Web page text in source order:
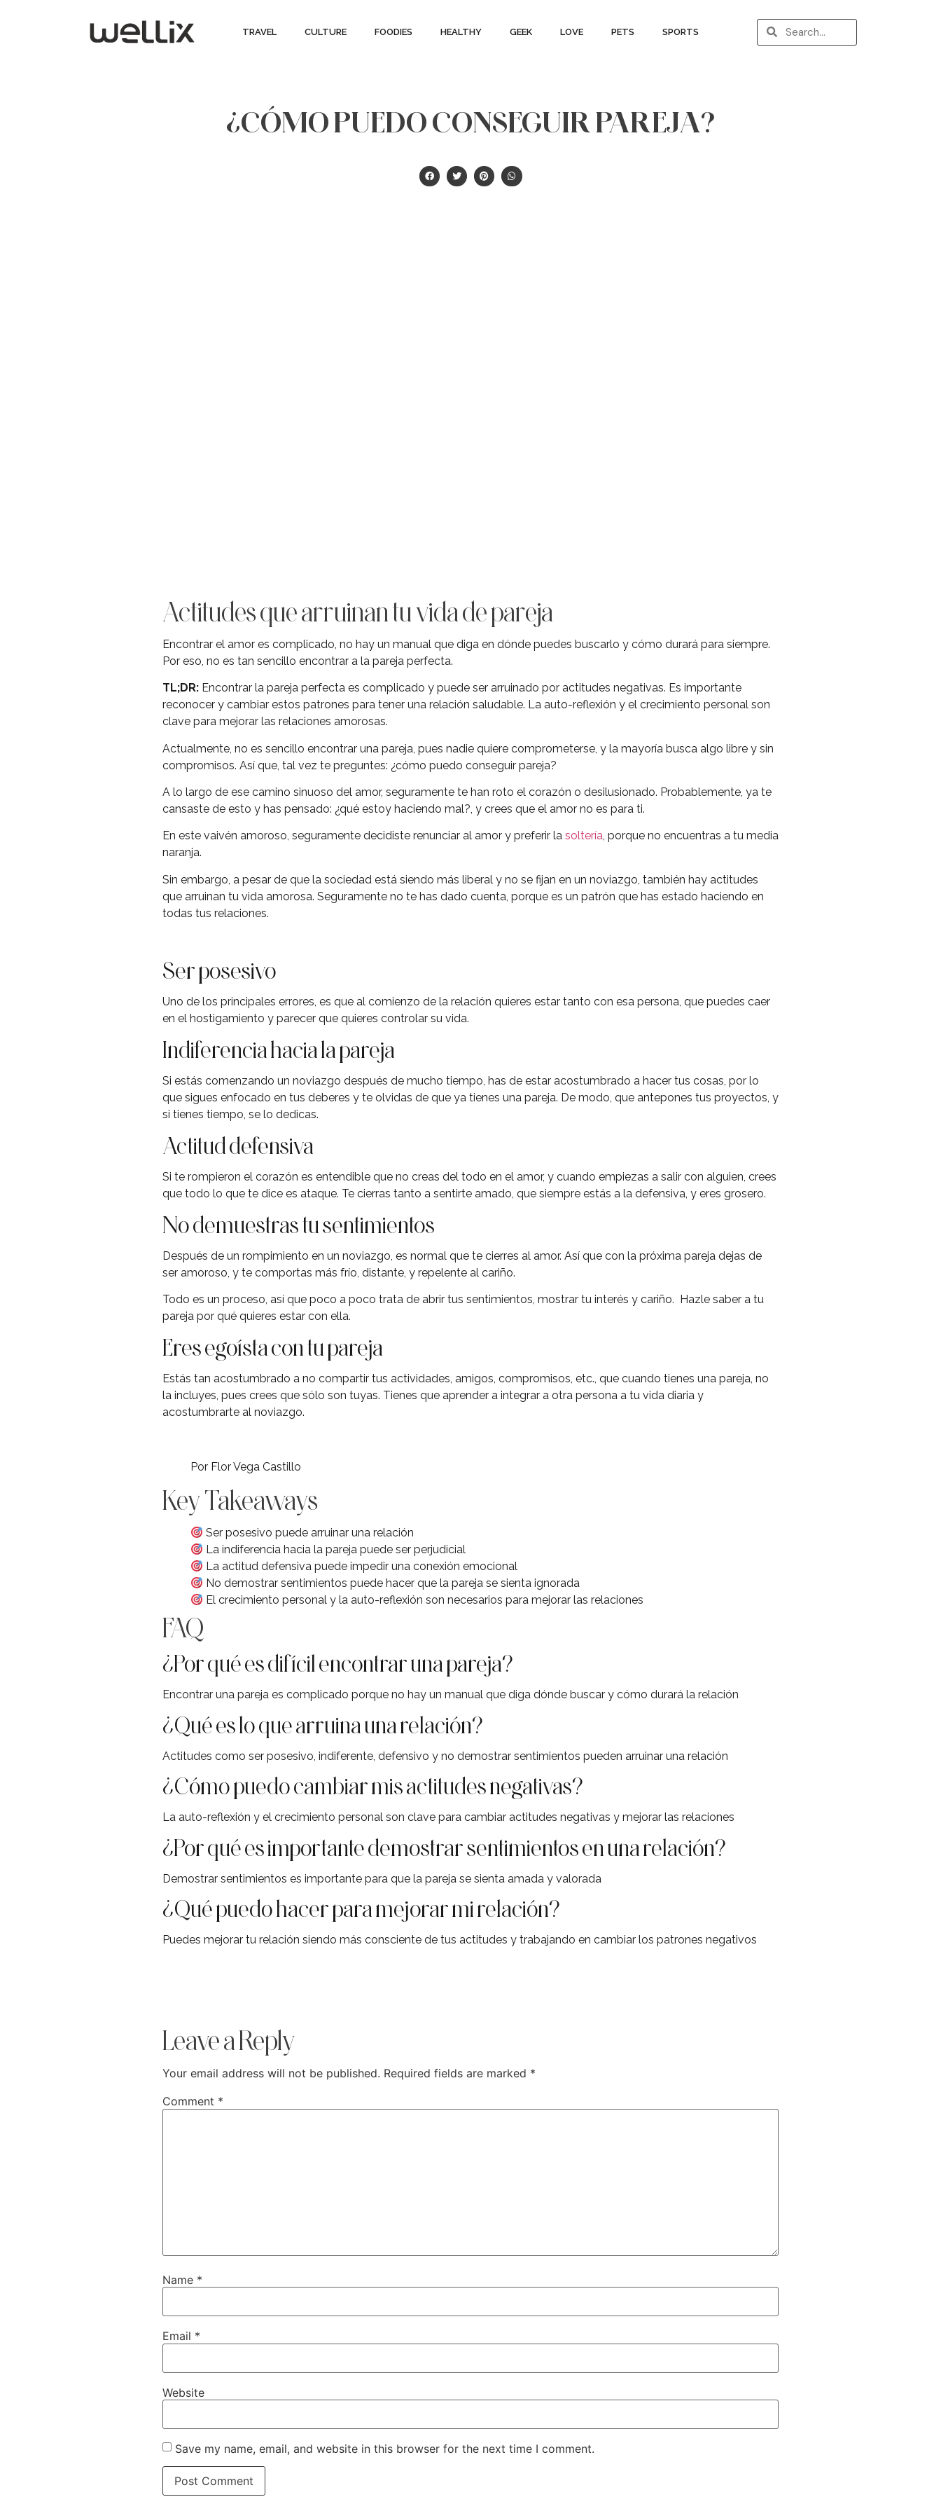
TRAVEL CULTURE FOODIES HEALTHY GEEK LOVE PETS SPORTS
¿CÓMO PUEDO CONSEGUIR PAREJA?
Actitudes que arruinan tu vida de pareja
Encontrar el amor es complicado, no hay un manual que diga en dónde puedes buscarlo y cómo durará para siempre.
Por eso, no es tan sencillo encontrar a la pareja perfecta.
TL;DR: Encontrar la pareja perfecta es complicado y puede ser arruinado por actitudes negativas. Es importante
reconocer y cambiar estos patrones para tener una relación saludable. La auto-reflexión y el crecimiento personal son
clave para mejorar las relaciones amorosas.
Actualmente, no es sencillo encontrar una pareja, pues nadie quiere comprometerse, y la mayoría busca algo libre y sin
compromisos. Así que, tal vez te preguntes: ¿cómo puedo conseguir pareja?
A lo largo de ese camino sinuoso del amor, seguramente te han roto el corazón o desilusionado. Probablemente, ya te
cansaste de esto y has pensado: ¿qué estoy haciendo mal?, y crees que el amor no es para ti.
En este vaivén amoroso, seguramente decidiste renunciar al amor y preferir la soltería, porque no encuentras a tu media
naranja.
Sin embargo, a pesar de que la sociedad está siendo más liberal y no se fijan en un noviazgo, también hay actitudes
que arruinan tu vida amorosa. Seguramente no te has dado cuenta, porque es un patrón que has estado haciendo en
todas tus relaciones.
Ser posesivo
Uno de los principales errores, es que al comienzo de la relación quieres estar tanto con esa persona, que puedes caer
en el hostigamiento y parecer que quieres controlar su vida.
Indiferencia hacia la pareja
Si estás comenzando un noviazgo después de mucho tiempo, has de estar acostumbrado a hacer tus cosas, por lo
que sigues enfocado en tus deberes y te olvidas de que ya tienes una pareja. De modo, que antepones tus proyectos, y
si tienes tiempo, se lo dedicas.
Actitud defensiva
Si te rompieron el corazón es entendible que no creas del todo en el amor, y cuando empiezas a salir con alguien, crees
que todo lo que te dice es ataque. Te cierras tanto a sentirte amado, que siempre estás a la defensiva, y eres grosero.
No demuestras tu sentimientos
Después de un rompimiento en un noviazgo, es normal que te cierres al amor. Así que con la próxima pareja dejas de
ser amoroso, y te comportas más frío, distante, y repelente al cariño.
Todo es un proceso, así que poco a poco trata de abrir tus sentimientos, mostrar tu interés y cariño. Hazle saber a tu
pareja por qué quieres estar con ella.
Eres egoísta con tu pareja
Estás tan acostumbrado a no compartir tus actividades, amigos, compromisos, etc., que cuando tienes una pareja, no
la incluyes, pues crees que sólo son tuyas. Tienes que aprender a integrar a otra persona a tu vida diaria y
acostumbrarte al noviazgo.
Por Flor Vega Castillo
Key Takeaways
Ser posesivo puede arruinar una relación
La indiferencia hacia la pareja puede ser perjudicial
La actitud defensiva puede impedir una conexión emocional
No demostrar sentimientos puede hacer que la pareja se sienta ignorada
El crecimiento personal y la auto-reflexión son necesarios para mejorar las relaciones
FAQ
¿Por qué es difícil encontrar una pareja?
Encontrar una pareja es complicado porque no hay un manual que diga dónde buscar y cómo durará la relación
¿Qué es lo que arruina una relación?
Actitudes como ser posesivo, indiferente, defensivo y no demostrar sentimientos pueden arruinar una relación
¿Cómo puedo cambiar mis actitudes negativas?
La auto-reflexión y el crecimiento personal son clave para cambiar actitudes negativas y mejorar las relaciones
¿Por qué es importante demostrar sentimientos en una relación?
Demostrar sentimientos es importante para que la pareja se sienta amada y valorada
¿Qué puedo hacer para mejorar mi relación?
Puedes mejorar tu relación siendo más consciente de tus actitudes y trabajando en cambiar los patrones negativos
Leave a Reply
Your email address will not be published. Required fields are marked *
Comment *
Name *
Email *
Website
Save my name, email, and website in this browser for the next time I comment.